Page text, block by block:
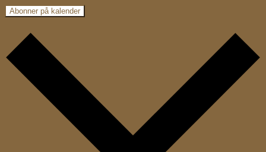
Abonner på kalender